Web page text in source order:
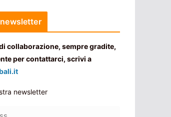
collaborazione, sempre gradite,
per contattarci, scrivi a
newsletter